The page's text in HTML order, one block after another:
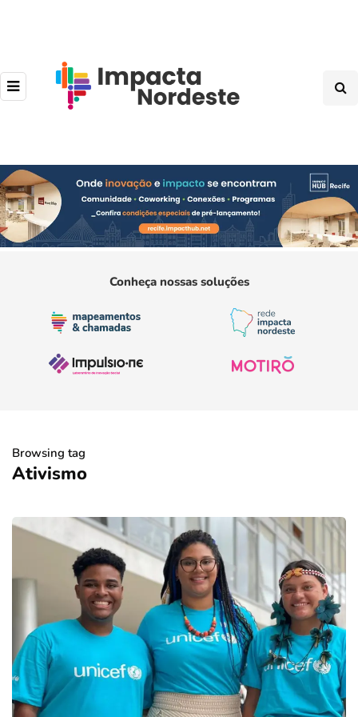
Conheça nossas soluções
Browsing tag
Ativismo